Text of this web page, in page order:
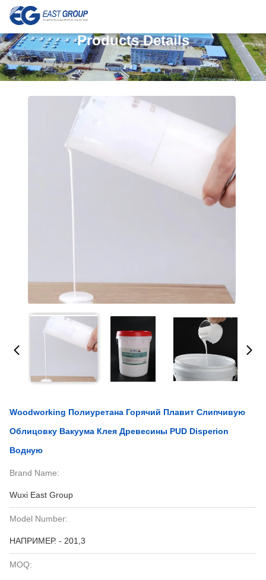
Products Details
Woodworking Полиуретана Горячий Плавит Слипчивую
Облицовку Вакуума Клея Древесины PUD Disperion
Водную
Brand Name:
Wuxi East Group
Model Number:
НАПРИМЕР. - 201,3
MOQ: